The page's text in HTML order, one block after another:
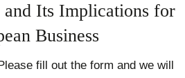
Its Implications for
Business
fill out the form and we will